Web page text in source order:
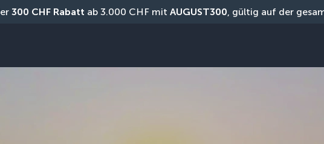
300 CHF Rabatt ab 3.000 CHF mit AUGUST300, gültig auf der